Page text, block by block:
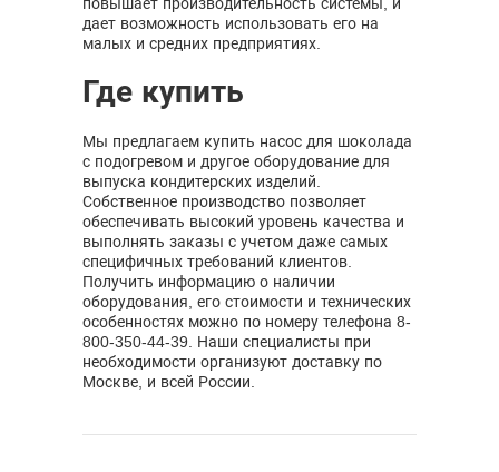
дает возможность использовать его на
малых и средних предприятиях.
Где купить
Мы предлагаем купить насос для шоколада
с подогревом и другое оборудование для
выпуска кондитерских изделий.
Собственное производство позволяет
обеспечивать высокий уровень качества и
выполнять заказы с учетом даже самых
специфичных требований клиентов.
Получить информацию о наличии
оборудования, его стоимости и технических
особенностях можно по номеру телефона 8-
800-350-44-39. Наши специалисты при
необходимости организуют доставку по
Москве, и всей России.